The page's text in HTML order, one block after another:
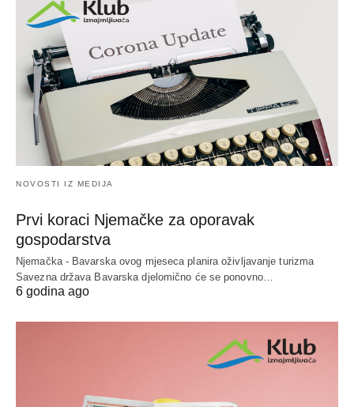
NOVOSTI IZ MEDIJA
Prvi koraci Njemačke za oporavak
gospodarstva
Njemačka - Bavarska ovog mjeseca planira oživljavanje turizma
Savezna država Bavarska djelomično će se ponovno…
6 godina ago